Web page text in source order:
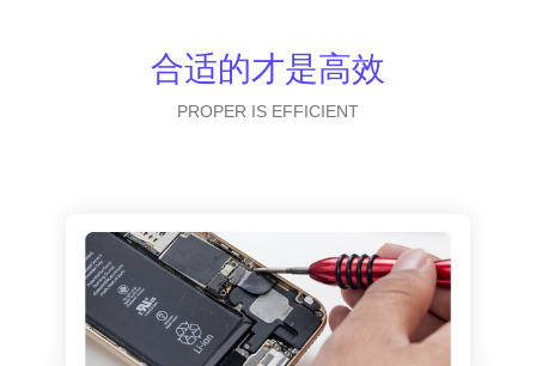
合适的才是高效
PROPER IS EFFICIENT